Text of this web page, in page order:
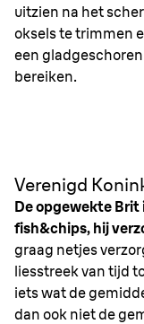
uitzien na het
oksels te trimmen
een
bereiken.
Verenigd
De opgewekte Brit
fish&chips, hij
graag netjes
liesstreek van tijd
iets wat de
dan ook niet de